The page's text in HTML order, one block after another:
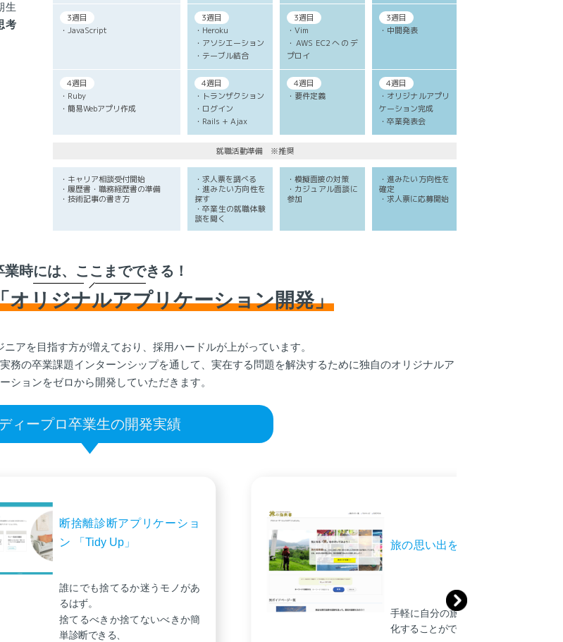
生
考
3週目
・JavaScript
3週目
・Heroku
・アソシエーション
・テーブル結合
3週目
・Vim
・AWS EC2へのデ
プロイ
3週目
・中間発表
4週目
・Ruby
・簡易Webアプリ作成
4週目
・トランザクション
・ログイン
・Rails + Ajax
4週目
・要件定義
4週目
・オリジナルアプリ
ケーション完成
・卒業発表会
就職活動準備 ※推奨
・キャリア相談受付開始
・履歴書・職務経歴書の準備
・技術記事の書き方
・求人票を調べる
・進みたい方向性を
探す
・卒業生の就職体験
談を聞く
・模擬面接の対策
・カジュアル面談に
参加
・進みたい方向性を
確定
・求人票に応募開始
業時には、ここまでできる！
オリジナルアプリケーション開発」
アを目指す方が増えており、採用ハードルが上がっています。
務の卒業課題インターンシップを通して、実在する問題を解決するために独自のオリジナルア
ションをゼロから開発していただきます。
ィープロ卒業生の開発実績
断捨離診断アプリケーショ
ン 「Tidy Up」
誰にでも捨てるか迷うモノがあ
るはず。
捨てるべきか捨てないべきか簡
単診断できる、
旅の思い出をつくる 「旅の指南
手軽に自分の旅の思い出を、1ページ
化することができるアプリ。